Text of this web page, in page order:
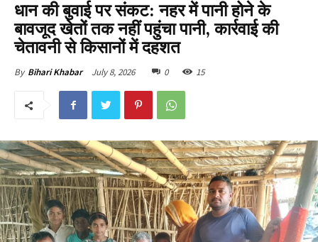
धान की बुवाई पर संकट: नहर में पानी होने के
बावजूद खेतों तक नहीं पहुंचा पानी, कार्रवाई की
चेतावनी से किसानों में दहशत
By Bihari Khabar July 8, 2026 0 15